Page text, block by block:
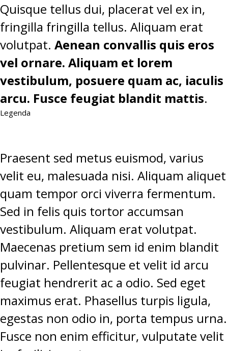
Quisque tellus dui, placerat vel ex in,
fringilla fringilla tellus. Aliquam erat
volutpat. Aenean convallis quis eros
vel ornare. Aliquam et lorem
vestibulum, posuere quam ac, iaculis
arcu. Fusce feugiat blandit mattis.
Legenda
Praesent sed metus euismod, varius
velit eu, malesuada nisi. Aliquam aliquet
quam tempor orci viverra fermentum.
Sed in felis quis tortor accumsan
vestibulum. Aliquam erat volutpat.
Maecenas pretium sem id enim blandit
pulvinar. Pellentesque et velit id arcu
feugiat hendrerit ac a odio. Sed eget
maximus erat. Phasellus turpis ligula,
egestas non odio in, porta tempus urna.
Fusce non enim efficitur, vulputate velit